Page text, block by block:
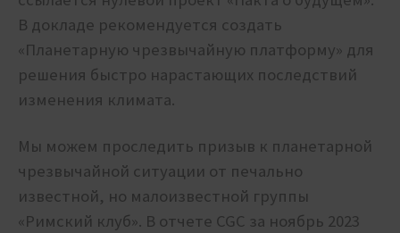
В докладе рекомендуется создать
«Планетарную чрезвычайную платформу» для
решения быстро нарастающих последствий
изменения климата.
Мы можем проследить призыв к планетарной
чрезвычайной ситуации от печально
известной, но малоизвестной группы
«Римский клуб». В отчете CGC за ноябрь 2023